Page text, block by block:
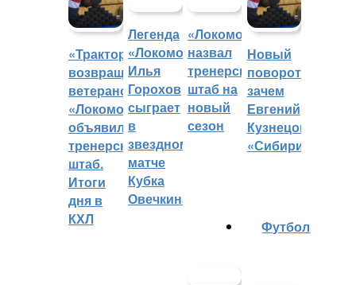
«Трактор»
возвращает
ветеранов,
«Локомотив»
объявил
тренерский
штаб.
Итоги
дня в
КХЛ
Легенда
«Локомотива»
Илья
Горохов
сыграет
в
звездном
матче
Кубка
Овечкина
«Локомотив»
назвал
тренерский
штаб на
новый
сезон
Новый
поворот:
зачем
Евгений
Кузнецов
«Сибири»?
Футбол